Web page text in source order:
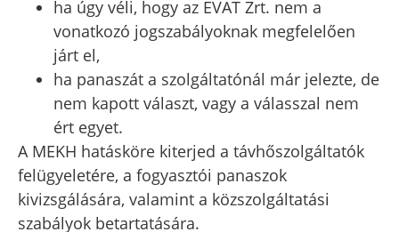
ha úgy véli, hogy az EVAT Zrt. nem a
vonatkozó jogszabályoknak megfelelően
járt el,
ha panaszát a szolgáltatónál már jelezte, de
nem kapott választ, vagy a válasszal nem
ért egyet.
A MEKH hatásköre kiterjed a távhőszolgáltatók
felügyeletére, a fogyasztói panaszok
kivizsgálására, valamint a közszolgáltatási
szabályok betartatására.